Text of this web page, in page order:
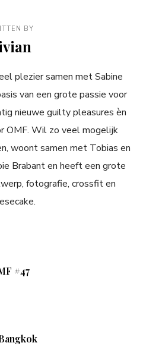
BY
plezier samen met Sabine
van een grote passie voor
nieuwe guilty pleasures èn
OMF. Wil zo veel mogelijk
woont samen met Tobias en
Brabant en heeft een grote
fotografie, crossfit en
#47